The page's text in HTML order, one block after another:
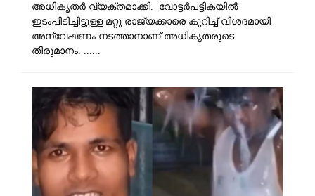
അധികൃതർ വ്യക്തമാക്കി. വോട്ടർപട്ടികയിൽ
ഇടംപിടിച്ചിട്ടുള്ള മറ്റു രാജ്യക്കാരെ കുറിച്ച് വിശദമായി
അന്വേഷണം നടത്താനാണ് അധികൃതരുടെ
തീരുമാനം. ......